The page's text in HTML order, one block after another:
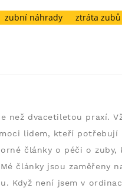
zubní náhrady ztráta zubů
než dvacetiletou praxí.
lidem, kteří potřebují
články o péči o
články jsou zaměřeny
Když není jsem v